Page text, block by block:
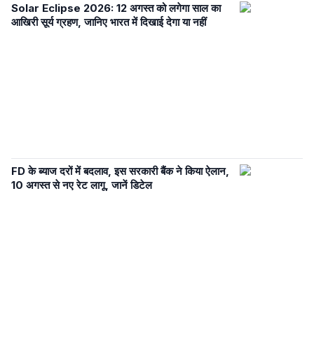
Solar Eclipse 2026: 12 अगस्त को लगेगा साल का
आखिरी सूर्य ग्रहण, जानिए भारत में दिखाई देगा या नहीं
FD के ब्याज दरों में बदलाव, इस सरकारी बैंक ने किया ऐलान,
10 अगस्त से नए रेट लागू, जानें डिटेल